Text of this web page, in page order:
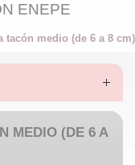
ENEPE
tacón medio (de 6 a 8 cm)
MEDIO (DE 6 A